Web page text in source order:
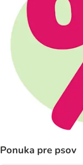
Ponuka pre psov